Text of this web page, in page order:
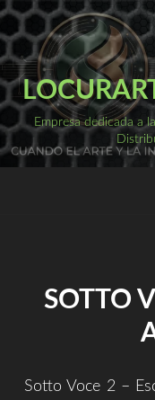
Saltar
al
contenido
Empresa dedicada a
SOTTO
Sotto Voce 2 –